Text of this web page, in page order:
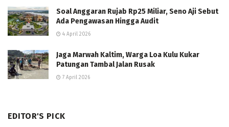
Soal Anggaran Rujab Rp25 Miliar, Seno Aji Sebut
Ada Pengawasan Hingga Audit
4 April 2026
Jaga Marwah Kaltim, Warga Loa Kulu Kukar
Patungan Tambal Jalan Rusak
7 April 2026
EDITOR'S PICK